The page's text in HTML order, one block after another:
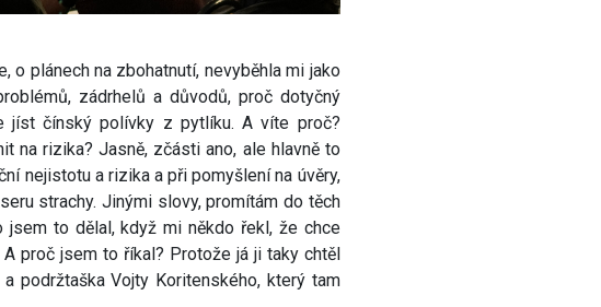
o plánech na zbohatnutí, nevyběhla mi jako
zádrhelů a důvodů, proč dotyčný
jíst čínský polívky z pytlíku. A víte proč?
na rizika? Jasně, zčásti ano, ale hlavně to
nejistotu a rizika a při pomyšlení na úvěry,
strachy. Jinými slovy, promítám do těch
jsem to dělal, když mi někdo řekl, že chce
proč jsem to říkal? Protože já ji taky chtěl
podržtaška Vojty Koritenského, který tam